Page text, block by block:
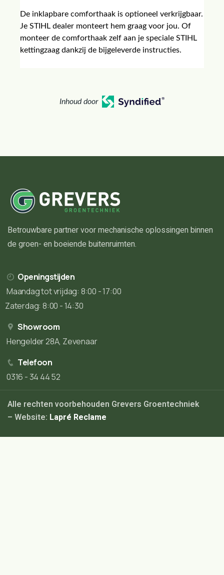
De inklapbare comforthaak is optioneel verkrijgbaar.
Je STIHL dealer monteert hem graag voor jou. Of
monteer de comforthaak zelf aan je speciale STIHL
kettingzaag dankzij de bijgeleverde instructies.
Inhoud door
Betrouwbare partner voor mechanische oplossingen binnen
de groen- en boeiende buitenruimten.
Openingstijden
Maandag tot vrijdag: 8:00 - 17:00
Zaterdag: 8:00 - 14:30
Showroom
Hengelder 28A, Zevenaar
Telefoon
0316 - 34 44 52
Alle rechten voorbehouden Grevers Groentechniek
– Website: Lapré Reclame